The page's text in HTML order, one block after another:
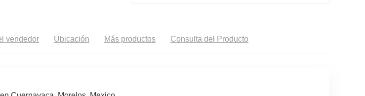
vendedor Ubicación Más productos Consulta del Producto